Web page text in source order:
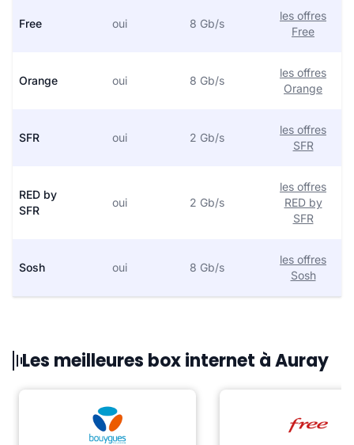
Free oui 8 Gb/s
les offres
Free
Orange oui 8 Gb/s
les offres
Orange
SFR oui 2 Gb/s
les offres
SFR
RED by
SFR
oui 2 Gb/s
les offres
RED by
SFR
Sosh oui 8 Gb/s
les offres
Sosh
Les meilleures box internet à Auray